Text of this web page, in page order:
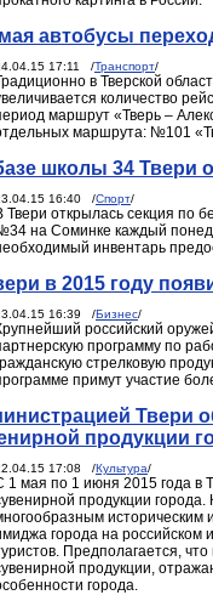
автобусы
17:11 /Транспорт/
в Тверской
количество
маршрут «Тверь –
маршрута: №101
школы 34 Твери
16:40 /Спорт/
Твери открылась секция по
на Соминке каждый
инвентарь
в 2015 году
16:39 /Бизнес/
российский
программу по
стрелковую
примут участие
Твери
продукции
17:08 /Культура/
1 мая по 1 июня 2015 года в
продукции
историческим
города на российском
Предполагается,
продукции,
города.